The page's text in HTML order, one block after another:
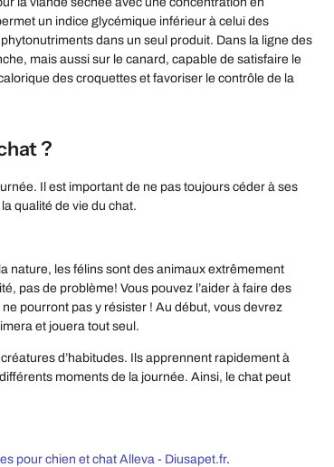
un indice glycémique inférieur à celui des
dans un seul produit. Dans la ligne des
mais aussi sur le canard, capable de satisfaire le
des croquettes et favoriser le contrôle de la
?
Il est important de ne pas toujours céder à ses
qualité de vie du chat.
nature, les félins sont des animaux extrêmement
pas de problème! Vous pouvez l’aider à faire des
pourront pas y résister ! Au début, vous devrez
et jouera tout seul.
d’habitudes. Ils apprennent rapidement à
moments de la journée. Ainsi, le chat peut
pour chien et chat Alleva - Diusapet.fr.